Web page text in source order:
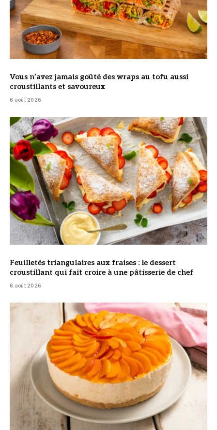
Vous n’avez jamais goûté des wraps au tofu aussi
croustillants et savoureux
6 août 2026
© DR
Feuilletés triangulaires aux fraises : le dessert
croustillant qui fait croire à une pâtisserie de chef
6 août 2026
© DR